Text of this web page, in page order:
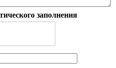
заполнения